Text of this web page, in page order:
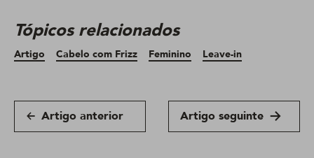
Tópicos relacionados
Artigo Cabelo com Frizz Feminino Leave-in
Artigo anterior Artigo seguinte